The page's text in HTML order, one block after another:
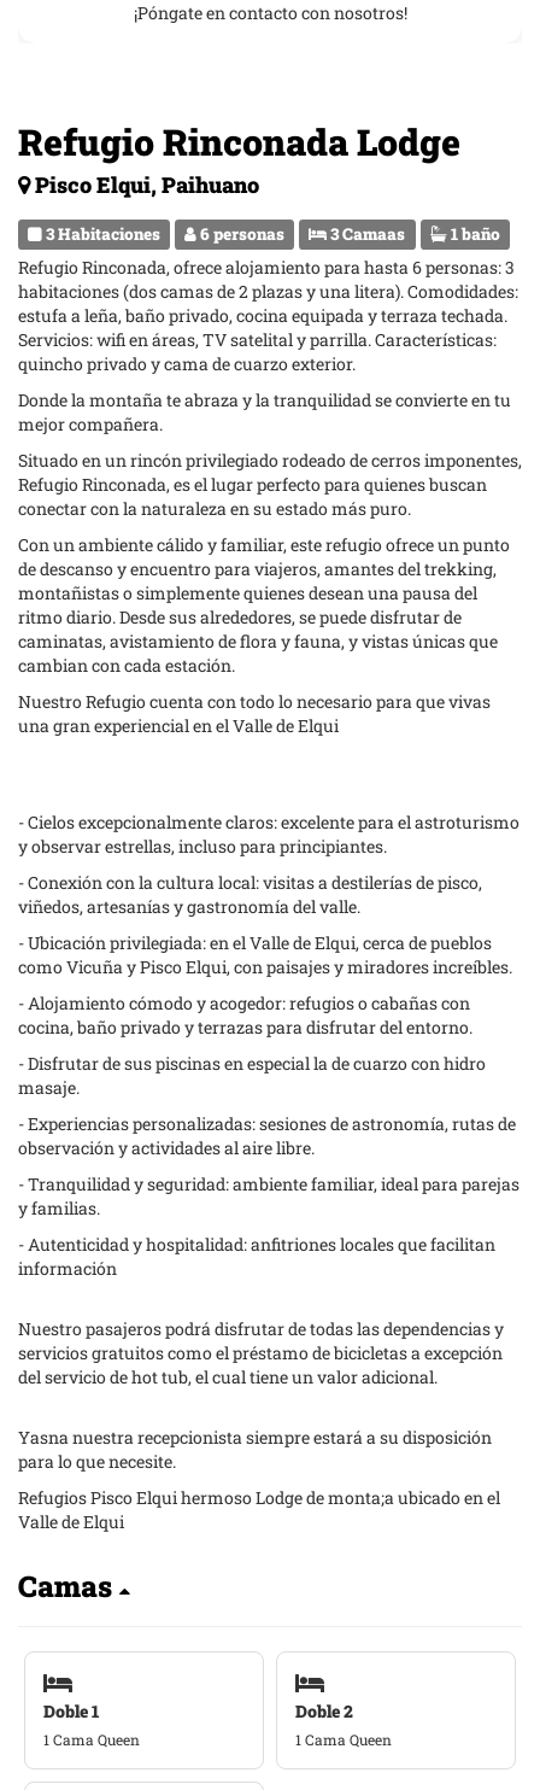
Refugio Rinconada Lodge
Pisco Elqui, Paihuano
3 Habitaciones 6 personas 3 Camaas 1 baño
Refugio Rinconada, ofrece alojamiento para hasta 6 personas: 3
habitaciones (dos camas de 2 plazas y una litera). Comodidades:
estufa a leña, baño privado, cocina equipada y terraza techada.
Servicios: wifi en áreas, TV satelital y parrilla. Características:
quincho privado y cama de cuarzo exterior.
Donde la montaña te abraza y la tranquilidad se convierte en tu
mejor compañera.
Situado en un rincón privilegiado rodeado de cerros imponentes,
Refugio Rinconada, es el lugar perfecto para quienes buscan
conectar con la naturaleza en su estado más puro.
Con un ambiente cálido y familiar, este refugio ofrece un punto
de descanso y encuentro para viajeros, amantes del trekking,
montañistas o simplemente quienes desean una pausa del
ritmo diario. Desde sus alrededores, se puede disfrutar de
caminatas, avistamiento de flora y fauna, y vistas únicas que
cambian con cada estación.
Nuestro Refugio cuenta con todo lo necesario para que vivas
una gran experiencial en el Valle de Elqui
- Cielos excepcionalmente claros: excelente para el astroturismo
y observar estrellas, incluso para principiantes.
- Conexión con la cultura local: visitas a destilerías de pisco,
viñedos, artesanías y gastronomía del valle.
- Ubicación privilegiada: en el Valle de Elqui, cerca de pueblos
como Vicuña y Pisco Elqui, con paisajes y miradores increíbles.
- Alojamiento cómodo y acogedor: refugios o cabañas con
cocina, baño privado y terrazas para disfrutar del entorno.
- Disfrutar de sus piscinas en especial la de cuarzo con hidro
masaje.
- Experiencias personalizadas: sesiones de astronomía, rutas de
observación y actividades al aire libre.
- Tranquilidad y seguridad: ambiente familiar, ideal para parejas
y familias.
- Autenticidad y hospitalidad: anfitriones locales que facilitan
información
Nuestro pasajeros podrá disfrutar de todas las dependencias y
servicios gratuitos como el préstamo de bicicletas a excepción
del servicio de hot tub, el cual tiene un valor adicional.
Yasna nuestra recepcionista siempre estará a su disposición
para lo que necesite.
Refugios Pisco Elqui hermoso Lodge de monta;a ubicado en el
Valle de Elqui
Camas
Doble 1
1 Cama Queen
Doble 2
1 Cama Queen
¡Póngate en contacto con nosotros!